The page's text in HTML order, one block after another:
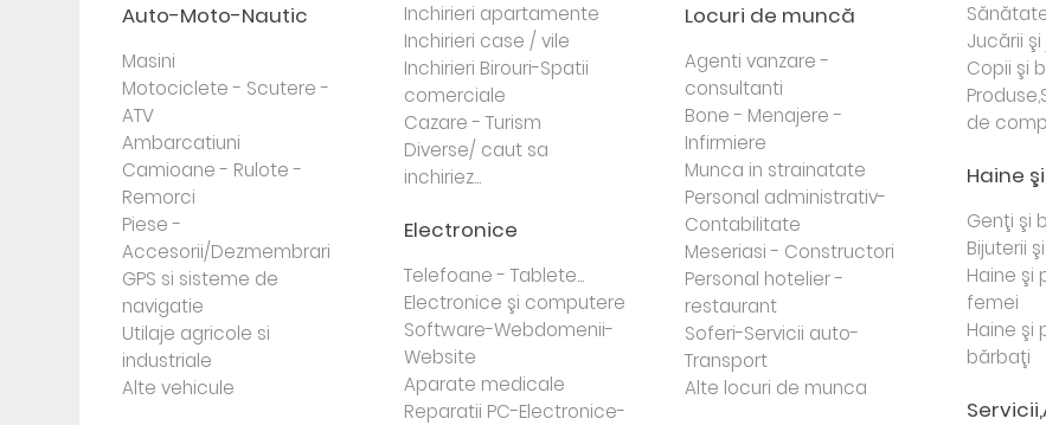
Auto-Moto-Nautic
Masini
Motociclete - Scutere -
ATV
Ambarcatiuni
Camioane - Rulote -
Remorci
Piese -
Accesorii/Dezmembrari
GPS si sisteme de
navigatie
Utilaje agricole si
industriale
Alte vehicule
Inchirieri apartamente
Inchirieri case / vile
Inchirieri Birouri-Spatii
comerciale
Cazare - Turism
Diverse/ caut sa
inchiriez...
Electronice
Telefoane - Tablete...
Electronice şi computere
Software-Webdomenii-
Website
Aparate medicale
Reparatii PC-Electronice-
Locuri de muncă
Agenti vanzare -
consultanti
Bone - Menajere -
Infirmiere
Munca in strainatate
Personal administrativ-
Contabilitate
Meseriasi - Constructori
Personal hotelier -
restaurant
Soferi-Servicii auto-
Transport
Alte locuri de munca
Jucării
Copii şi
de
Haine
Genţi şi
Bijuterii
Haine şi
femei
Haine şi
bărbaţi